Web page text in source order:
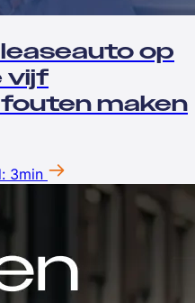
op
vijf
maken
3min